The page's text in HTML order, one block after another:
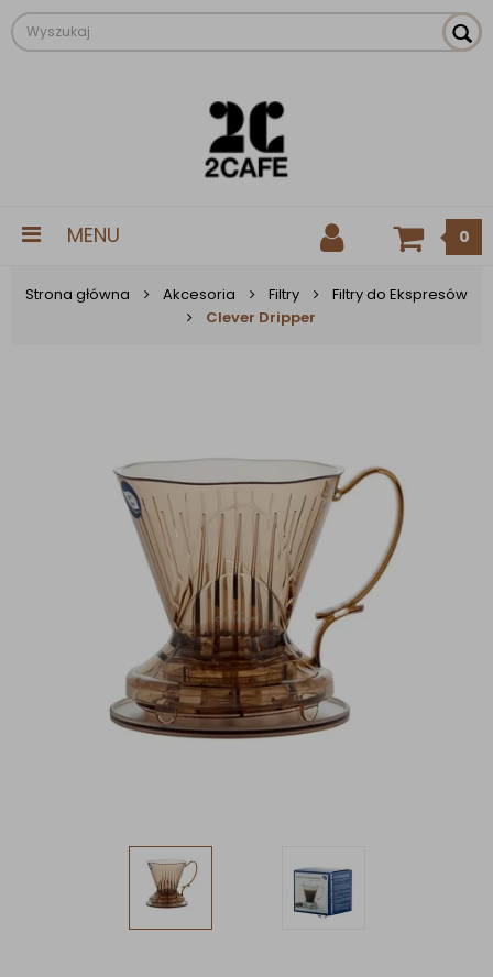
MENU 0
Strona główna Akcesoria Filtry
Filtry do Ekspresów
Clever Dripper